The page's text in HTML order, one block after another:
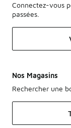
Connectez-vous
passées.
Nos Magasins
Rechercher une